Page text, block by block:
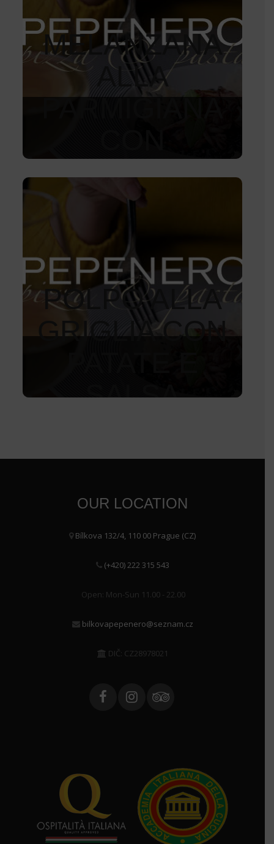
MELANZANA
ALLA
PARMIGIANA
STRACCIATELL
A
POLPO ALLA
GRIGLIA CON
SALSA
350Kč
OUR LOCATION
Bílkova 132/4, 110 00 Prague (CZ)
(+420) 222 315 543
Open: Mon-Sun 11.00 - 22.00
bilkovapepenero@seznam.cz
DIČ: CZ28978021